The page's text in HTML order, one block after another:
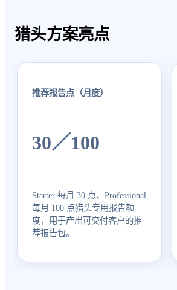
猎头方案亮点
推荐报告点（月度）
30／100
Starter 每月 30 点、Professional
每月 100 点猎头专用报告额
度，用于产出可交付客户的推
荐报告包。